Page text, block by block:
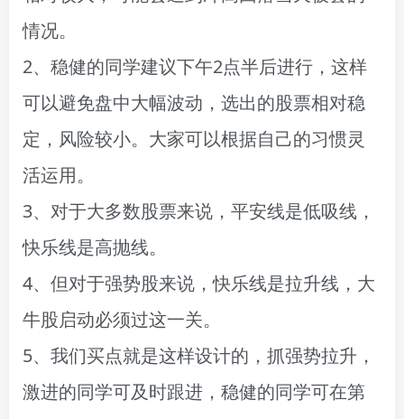
情况。
2、稳健的同学建议下午2点半后进行，这样
可以避免盘中大幅波动，选出的股票相对稳
定，风险较小。大家可以根据自己的习惯灵
活运用。
3、对于大多数股票来说，平安线是低吸线，
快乐线是高抛线。
4、但对于强势股来说，快乐线是拉升线，大
牛股启动必须过这一关。
5、我们买点就是这样设计的，抓强势拉升，
激进的同学可及时跟进，稳健的同学可在第